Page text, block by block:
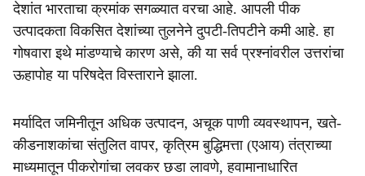
देशांत भारताचा क्रमांक सगळ्यात वरचा आहे. आपली पीक
उत्पादकता विकसित देशांच्या तुलनेने दुपटी-तिपटीने कमी आहे. हा
गोषवारा इथे मांडण्याचे कारण असे, की या सर्व प्रश्नांवरील उत्तरांचा
ऊहापोह या परिषदेत विस्ताराने झाला.
मर्यादित जमिनीतून अधिक उत्पादन, अचूक पाणी व्यवस्थापन, खते-
कीडनाशकांचा संतुलित वापर, कृत्रिम बुद्धिमत्ता (एआय) तंत्राच्या
माध्यमातून पीकरोगांचा लवकर छडा लावणे, हवामानाधारित